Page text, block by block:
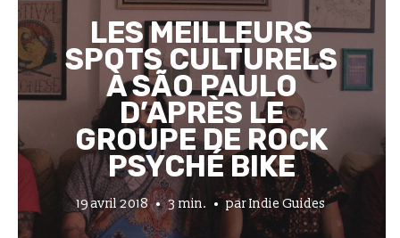
LES MEILLEURS
SPOTS CULTURELS
À SÃO PAULO
D’APRÈS LE
GROUPE DE ROCK
PSYCHÉ BIKE
19 avril 2018 3 min. parIndie Guides